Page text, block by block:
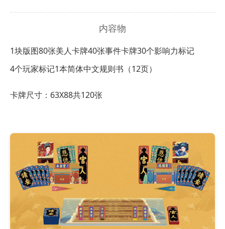
内容物
1块版图80张美人卡牌40张事件卡牌30个影响力标记
4个玩家标记1本简体中文规则书（12页）
卡牌尺寸：63X88共120张